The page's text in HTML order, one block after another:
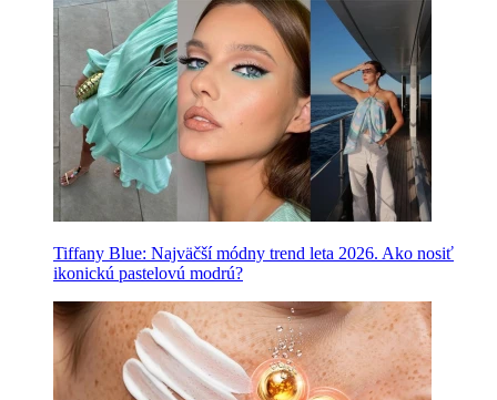
Tiffany Blue: Najväčší módny trend leta 2026. Ako nosiť
ikonickú pastelovú modrú?